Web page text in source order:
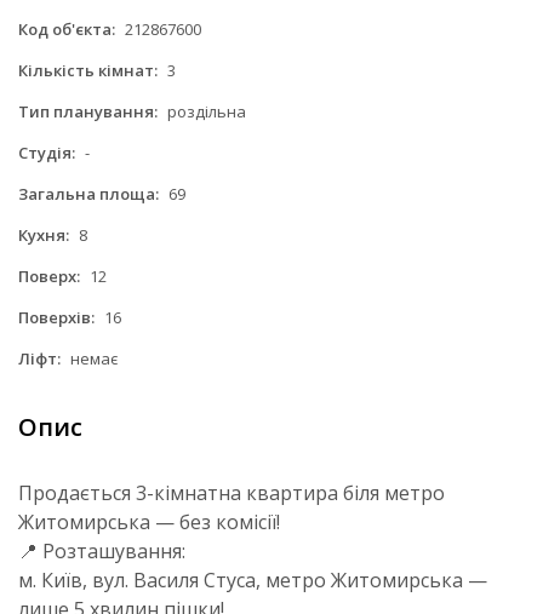
Код об'єкта: 212867600
Кількість кімнат: 3
Тип планування: роздільна
Студія: -
Загальна площа: 69
Кухня: 8
Поверх: 12
Поверхів: 16
Ліфт: немає
Опис
Продається 3-кімнатна квартира біля метро
Житомирська — без комісії!
📍 Розташування:
м. Київ, вул. Василя Стуса, метро Житомирська —